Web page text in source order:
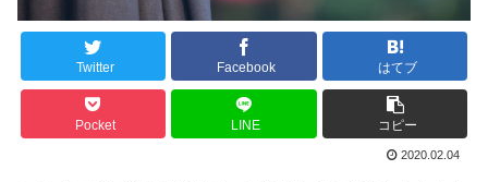
Twitter Facebook はてブ
Pocket LINE コピー
2020.02.04